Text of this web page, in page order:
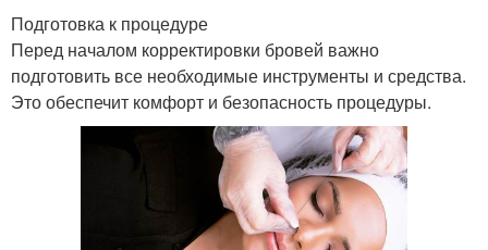
Подготовка к процедуре
Перед началом корректировки бровей важно
подготовить все необходимые инструменты и средства.
Это обеспечит комфорт и безопасность процедуры.